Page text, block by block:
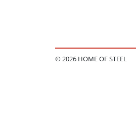
© 2026 HOME OF STEEL